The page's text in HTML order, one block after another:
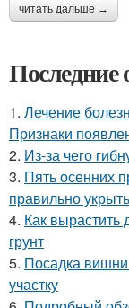
читать дальше →
Последние
1. Лечение
Признаки
2. Из-за чего
3. Пять осенних
правильно
4. Как вырастить
грунт
5. Посадка
участку